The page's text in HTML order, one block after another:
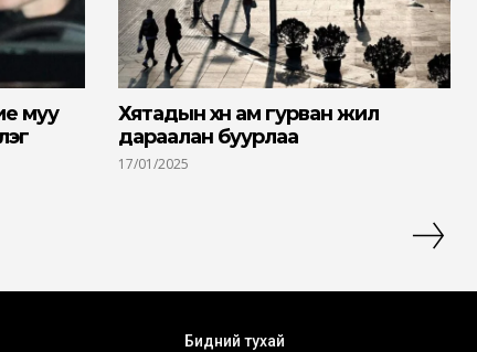
муу
Хятадын хүн ам гурван жил
дараалан буурлаа
17/01/2025
Бидний тухай